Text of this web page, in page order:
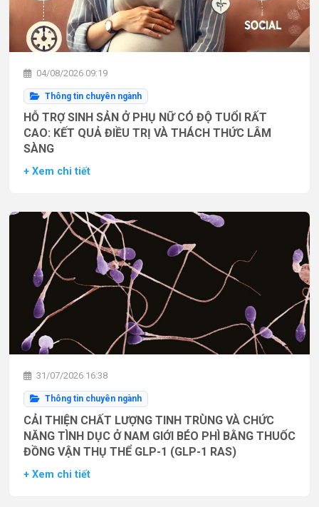
04/08/2026 09:19
Thông tin chuyên ngành
HỖ TRỢ SINH SẢN Ở PHỤ NỮ CÓ ĐỘ TUỔI RẤT
CAO: KẾT QUẢ ĐIỀU TRỊ VÀ THÁCH THỨC LÂM
SÀNG
+ Xem chi tiết
31/07/2026 16:38
Thông tin chuyên ngành
CẢI THIỆN CHẤT LƯỢNG TINH TRÙNG VÀ CHỨC
NĂNG TÌNH DỤC Ở NAM GIỚI BÉO PHÌ BẰNG THUỐC
ĐỒNG VẬN THỤ THỂ GLP-1 (GLP-1 RAS)
+ Xem chi tiết